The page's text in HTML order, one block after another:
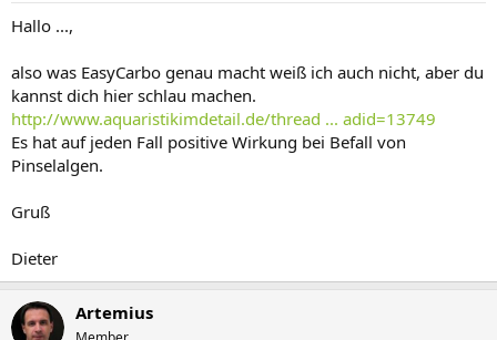
Hallo ...,
also was EasyCarbo genau macht weiß ich auch nicht, aber du
kannst dich hier schlau machen.
http://www.aquaristikimdetail.de/thread ... adid=13749
Es hat auf jeden Fall positive Wirkung bei Befall von
Pinselalgen.
Gruß
Dieter
Artemius